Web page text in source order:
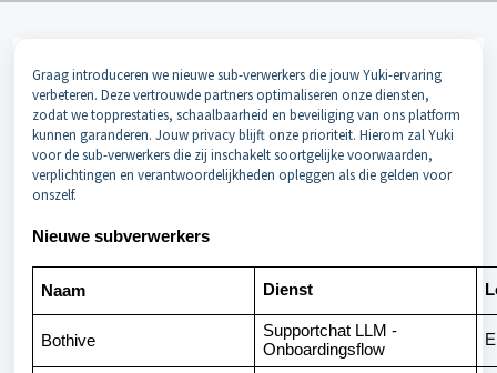
Graag introduceren we nieuwe sub-verwerkers die jouw Yuki-ervaring
verbeteren. Deze vertrouwde partners optimaliseren onze diensten,
zodat we topprestaties, schaalbaarheid en beveiliging van ons platform
kunnen garanderen. Jouw privacy blijft onze prioriteit. Hierom zal Yuki
voor de sub-verwerkers die zij inschakelt soortgelijke voorwaarden,
verplichtingen en verantwoordelijkheden opleggen als die gelden voor
onszelf.
Nieuwe subverwerkers
Naam Dienst
Bothive
Supportchat LLM -
Onboardingsflow